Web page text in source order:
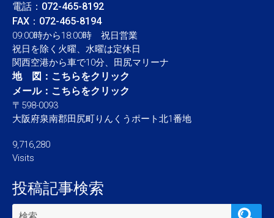
電話： 072-465-8192
FAX：072-465-8194
09:00時から18:00時 祝日営業
祝日を除く火曜、水曜は定休日
関西空港から車で10分、田尻マリーナ
地 図： こちらをクリック
メール： こちらをクリック
〒598-0093
大阪府泉南郡田尻町りんくうポート北1番地
9,716,280
Visits
投稿記事検索
検